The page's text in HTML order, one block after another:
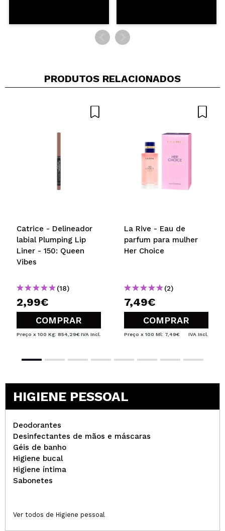
PRODUTOS RELACIONADOS
Catrice - Delineador
labial Plumping Lip
Liner - 150: Queen
Vibes
(18)
2,99€
COMPRAR
Preço x 100 Kg: 854,29€ IVA Incl.
La Rive - Eau de
parfum para mulher
Her Choice
(2)
7,49€
COMPRAR
Preço x 100 Ml: 7,49€ IVA Incl.
HIGIENE PESSOAL
Deodorantes
Desinfectantes de mãos e máscaras
Géis de banho
Higiene bucal
Higiene íntima
Sabonetes
Ver todos de Higiene pessoal